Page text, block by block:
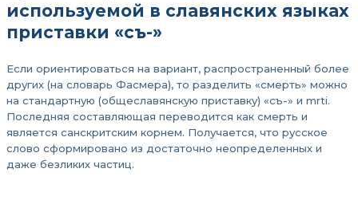
используемой в славянских языках
приставки «съ-»
Если ориентироваться на вариант, распространенный более
других (на словарь Фасмера), то разделить «смерть» можно
на стандартную (общеславянскую приставку) «съ-» и mrti.
Последняя составляющая переводится как смерть и
является санскритским корнем. Получается, что русское
слово сформировано из достаточно неопределенных и
даже безликих частиц.